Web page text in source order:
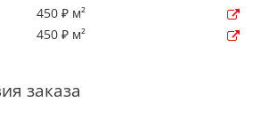
450 ₽ м²
450 ₽ м²
заказа